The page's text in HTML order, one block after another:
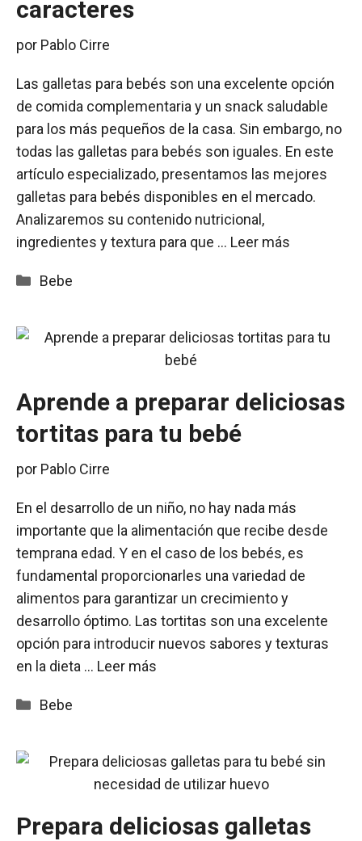
caracteres
por Pablo Cirre
Las galletas para bebés son una excelente opción
de comida complementaria y un snack saludable
para los más pequeños de la casa. Sin embargo, no
todas las galletas para bebés son iguales. En este
artículo especializado, presentamos las mejores
galletas para bebés disponibles en el mercado.
Analizaremos su contenido nutricional,
ingredientes y textura para que … Leer más
Categorías
Bebe
Aprende a preparar deliciosas
tortitas para tu bebé
por Pablo Cirre
En el desarrollo de un niño, no hay nada más
importante que la alimentación que recibe desde
temprana edad. Y en el caso de los bebés, es
fundamental proporcionarles una variedad de
alimentos para garantizar un crecimiento y
desarrollo óptimo. Las tortitas son una excelente
opción para introducir nuevos sabores y texturas
en la dieta … Leer más
Categorías
Bebe
Prepara deliciosas galletas